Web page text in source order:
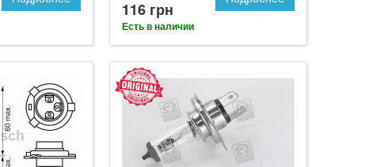
116 грн
Есть в наличии